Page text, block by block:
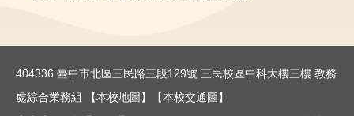
404336 臺中市北區三民路三段129號 三民校區中科大樓三樓 教務
處綜合業務組
【本校地圖】
【本校交通圖】